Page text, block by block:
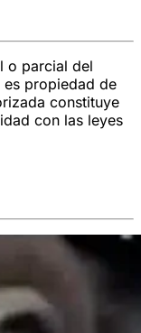
o parcial del
propiedad de
constituye
con las leyes